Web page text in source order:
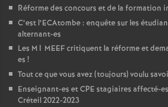
Réforme des concours et de la formation
C’est l’ECAtombe : enquête sur les
alternant-es
Les M1 MEEFcritiquent la réforme et
es !
Tout ce que vous avez (toujours) voulu
Enseignant-es etCPE stagiaires affecté-
Créteil 2022-2023